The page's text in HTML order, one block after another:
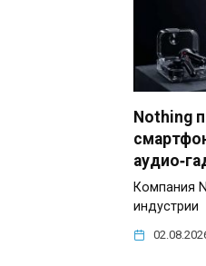
Nothing
Компания
индустрии